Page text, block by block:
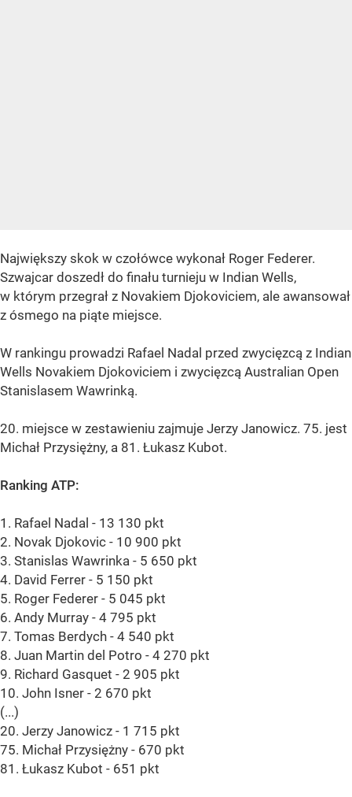
Największy skok w czołówce wykonał Roger Federer.
Szwajcar doszedł do finału turnieju w Indian Wells,
w którym przegrał z Novakiem Djokoviciem, ale awansował
z ósmego na piąte miejsce.
W rankingu prowadzi Rafael Nadal przed zwycięzcą z Indian
Wells Novakiem Djokoviciem i zwycięzcą Australian Open
Stanislasem Wawrinką.
20. miejsce w zestawieniu zajmuje Jerzy Janowicz. 75. jest
Michał Przysiężny, a 81. Łukasz Kubot.
Ranking ATP:
1. Rafael Nadal - 13 130 pkt
2. Novak Djokovic - 10 900 pkt
3. Stanislas Wawrinka - 5 650 pkt
4. David Ferrer - 5 150 pkt
5. Roger Federer - 5 045 pkt
6. Andy Murray - 4 795 pkt
7. Tomas Berdych - 4 540 pkt
8. Juan Martin del Potro - 4 270 pkt
9. Richard Gasquet - 2 905 pkt
10. John Isner - 2 670 pkt
(...)
20. Jerzy Janowicz - 1 715 pkt
75. Michał Przysiężny - 670 pkt
81. Łukasz Kubot - 651 pkt